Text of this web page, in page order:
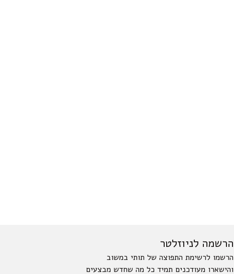
הרשמה לניוזלטר
הרשמו לרשימת התפוצה של תותי במשוב
והישארו מעודכנים תמיד כל מה שחדש מבצעים